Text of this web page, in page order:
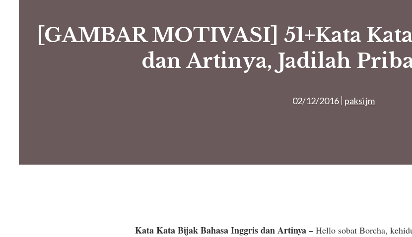
[GAMBAR MOTIVASI] 51+Kata
dan Artinya, Jadilah
02/12/2016 paksi jm
Kata Kata Bijak Bahasa Inggris dan Artinya – Hello sobat Borcha,